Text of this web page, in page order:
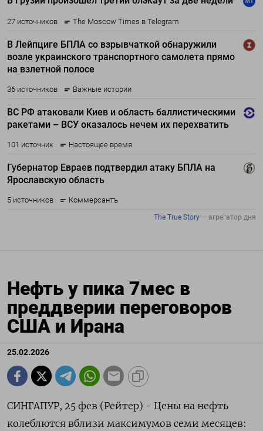
Нефть у пика 7мес в
преддверии переговоров
США и Ирана
25.02.2026
СИНГАПУР, 25 фев (Рейтер) - Цены на нефть
колеблются вблизи максимумов семи месяцев: